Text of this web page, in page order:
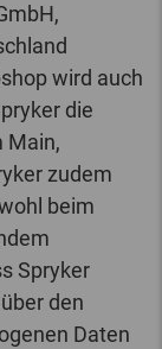
wird auch
die
Main,
zudem
beim
Spryker
den
Daten